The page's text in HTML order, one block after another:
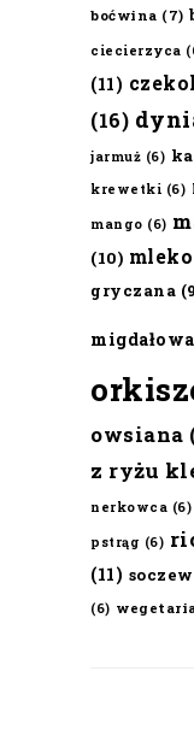
boćwina (7)
ciecierzyca
(11)
(16)
jarmuż (6)
krewetki (6)
mango (6)
(10)
gryczana
migdałowa
owsiana
z ryżu
nerkowca (6)
pstrąg (6)
(11)
(6)